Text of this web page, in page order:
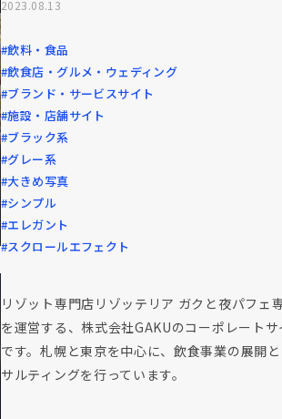
2023.08.13
#飲料・食品
#飲食店・グルメ・ウェディング
#ブランド・サービスサイト
#施設・店舗サイト
#ブラック系
#グレー系
#大きめ写真
#シンプル
#エレガント
#スクロールエフェクト
リゾット専門店リゾッテリア ガクと夜パフェ
を運営する、株式会社GAKUのコーポレートサ
です。札幌と東京を中心に、飲食事業の展開
サルティングを行っています。